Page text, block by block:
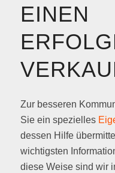
EINEN
Zur besseren
Sie ein spezielles
dessen Hilfe
wichtigsten
diese Weise sind wir